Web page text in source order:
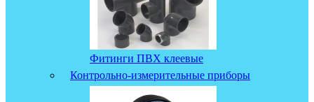
Фитинги ПВХ клеевые
Контрольно-измерительные приборы